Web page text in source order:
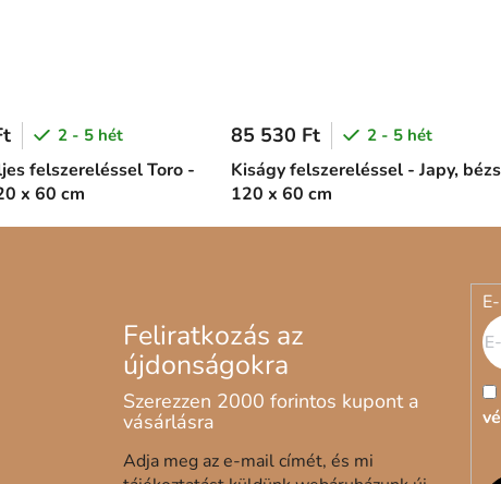
felszereléssel Toro -
x 60 cm
2 - 5 hét
Kiságy felszereléssel - Japy,
120 x 60 cm
85 530 Ft 2 - 5 hét
Adja meg az e-mail címét, és mi